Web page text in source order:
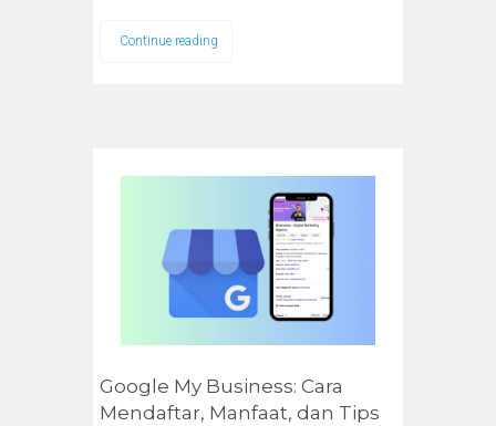
Continue reading
Google My Business: Cara
Mendaftar, Manfaat, dan Tips